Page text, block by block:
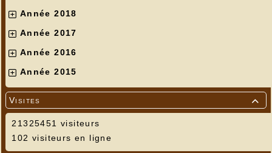
Année 2018
Année 2017
Année 2016
Année 2015

Visites
21325451 visiteurs
102 visiteurs en ligne